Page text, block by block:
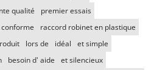
qualité
premier essais
raccord robinet en plastique
lors de idéal
et simple
besoin d' aide
et silencieux